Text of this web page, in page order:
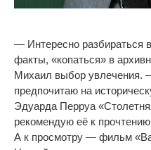
— Интересно разбираться в
факты, «копаться» в
Михаил выбор увлечения.
предпочитаю на
Эдуарда Перруа «
рекомендую её к
А к просмотру — фильм «